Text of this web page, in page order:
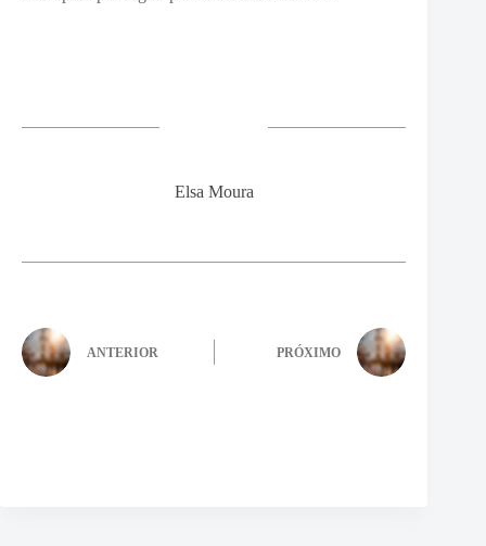
Elsa Moura
ANTERIOR PRÓXIMO